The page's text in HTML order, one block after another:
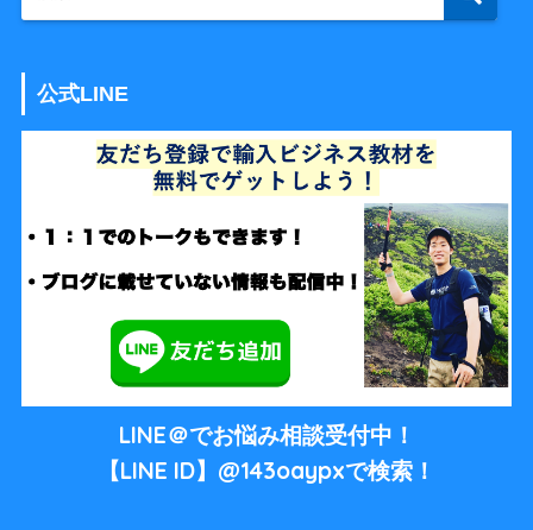
公式LINE
LINE＠でお悩み相談受付中！
【LINE ID】@143oaypxで検索！